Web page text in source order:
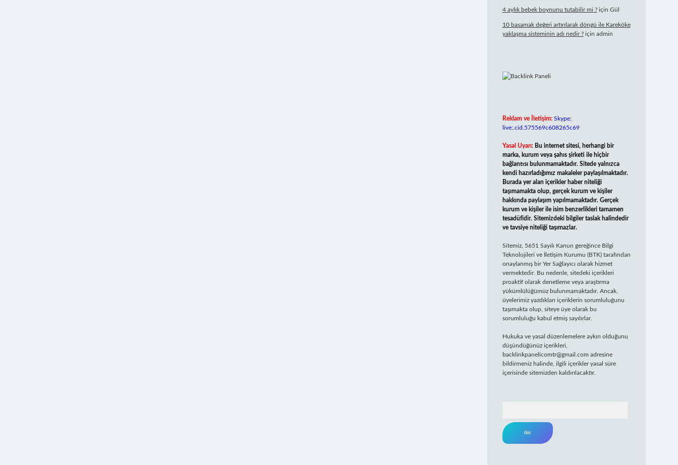
4 aylık bebek boynunu tutabilir mi ?için Gül
10 basamak değeri artırılarak döngü ile Kareköke
yaklaşma sisteminin adı nedir ?için admin
Reklam ve İletişim: Skype:
live:.cid.575569c608265c69
Yasal Uyarı: Bu internet sitesi, herhangi bir
marka, kurum veya şahıs şirketi ile hiçbir
bağlantısı bulunmamaktadır. Sitede yalnızca
kendi hazırladığımız makaleler paylaşılmaktadır.
Burada yer alan içerikler haber niteliği
taşımamakta olup, gerçek kurum ve kişiler
hakkında paylaşım yapılmamaktadır. Gerçek
kurum ve kişiler ile isim benzerlikleri tamamen
tesadüfidir. Sitemizdeki bilgiler taslak halindedir
ve tavsiye niteliği taşımazlar.
Sitemiz, 5651 Sayılı Kanun gereğince Bilgi
Teknolojileri ve İletişim Kurumu (BTK) tarafından
onaylanmış bir Yer Sağlayıcı olarak hizmet
vermektedir. Bu nedenle, sitedeki içerikleri
proaktif olarak denetleme veya araştırma
yükümlülüğümüz bulunmamaktadır. Ancak,
üyelerimiz yazdıkları içeriklerin sorumluluğunu
taşımakta olup, siteye üye olarak bu
sorumluluğu kabul etmiş sayılırlar.
Hukuka ve yasal düzenlemelere aykırı olduğunu
düşündüğünüz içerikleri,
backlinkpanelicomtr@gmail.com adresine
bildirmeniz halinde, ilgili içerikler yasal süre
içerisinde sitemizden kaldırılacaktır.